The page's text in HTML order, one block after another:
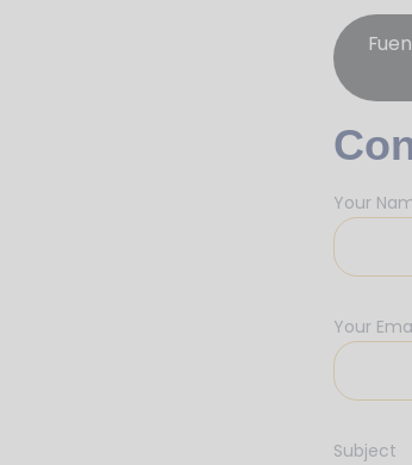
Your
Your
Subject